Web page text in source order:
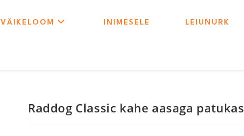
VÄIKELOOM INIMESELE LEIUNURK
Raddog Classic kahe aasaga patukas